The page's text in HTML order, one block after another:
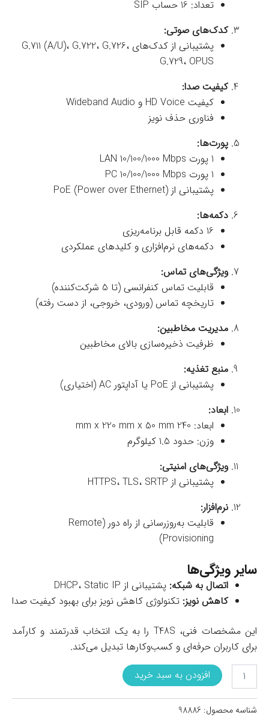
تعداد: 16 حساب SIP
کدک‌های صوتی:
پشتیبانی از کدک‌های G.711 (A/U)، G.722، G.726،
G.729، OPUS
کیفیت صدا:
کیفیت HD Voice و Wideband Audio
فناوری حذف نویز
پورت‌ها:
1 پورت LAN 10/100/1000 Mbps
1 پورت PC 10/100/1000 Mbps
پشتیبانی از PoE (Power over Ethernet)
دکمه‌ها:
16 دکمه قابل برنامه‌ریزی
دکمه‌های نرم‌افزاری و کلیدهای عملکردی
ویژگی‌های تماس:
قابلیت تماس کنفرانسی (تا 5 شرکت‌کننده)
تاریخچه تماس (ورودی، خروجی، از دست رفته)
مدیریت مخاطبین:
ظرفیت ذخیره‌سازی بالای مخاطبین
منبع تغذیه:
پشتیبانی از PoE یا آداپتور AC (اختیاری)
ابعاد:
ابعاد: 240 mm x 220 mm x 50 mm
وزن: حدود 1.5 کیلوگرم
ویژگی‌های امنیتی:
پشتیبانی از HTTPS، TLS، SRTP
نرم‌افزار:
قابلیت به‌روزرسانی از راه دور (Remote
Provisioning)
سایر ویژگی‌ها
اتصال به شبکه: پشتیبانی از DHCP، Static IP
کاهش نویز: تکنولوژی کاهش نویز برای بهبود کیفیت صدا
این مشخصات فنی، T48S را به یک انتخاب قدرتمند و کارآمد
برای کاربران حرفه‌ای و کسب‌وکارها تبدیل می‌کند.
تلفن
تحت
یالینک
افزودن به سبد خرید
شناسه محصول: 98886